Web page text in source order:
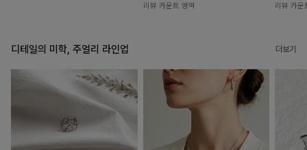
리뷰 카운트 영역 리뷰 카운
디테일의 미학, 주얼리 라인업 더보기